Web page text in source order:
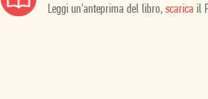
Leggi un'anteprima del libro, scarica il